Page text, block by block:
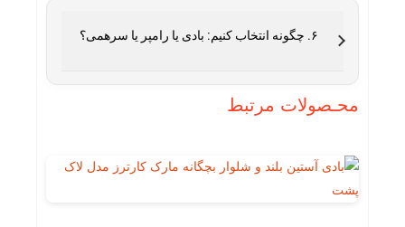
۶. چگونه انتخاب کنیم: بادی یا رامپر یا سرهمی؟
محـصولات مرتبط